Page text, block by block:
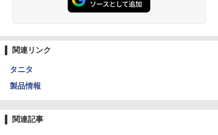
関連リンク
タニタ
製品情報
関連記事